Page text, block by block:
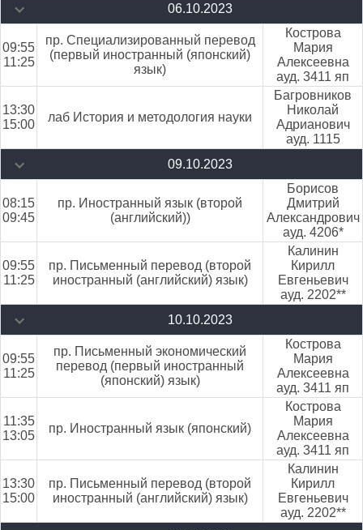
06.10.2023
09:55
11:25
пр. Специализированный перевод
(первый иностранный (японский)
язык)
Кострова
Мария
Алексеевна
ауд. 3411 яп
13:30
15:00
лаб История и методология науки
Багровников
Николай
Адрианович
ауд. 1115
09.10.2023
08:15
09:45
пр. Иностранный язык (второй
(английский))
Борисов
Дмитрий
Александрович
ауд. 4206*
09:55
11:25
пр. Письменный перевод (второй
иностранный (английский) язык)
Калинин
Кирилл
Евгеньевич
ауд. 2202**
10.10.2023
09:55
11:25
пр. Письменный экономический
перевод (первый иностранный
(японский) язык)
Кострова
Мария
Алексеевна
ауд. 3411 яп
11:35
13:05
пр. Иностранный язык (японский)
Кострова
Мария
Алексеевна
ауд. 3411 яп
13:30
15:00
пр. Письменный перевод (второй
иностранный (английский) язык)
Калинин
Кирилл
Евгеньевич
ауд. 2202**